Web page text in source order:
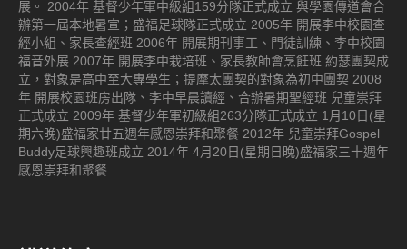
展。 2004年 基督少年軍中級組159分隊正式成立 與學園傳道會合
辦第一屆本地暑宣；盛福足球隊正式成立 2005年 開展李中校園查
經小組、家長查經班 2006年 開展期刊事工、門徒訓練、李中校園
福音外展 2007年 開展李中栽培班、家長教師會烹飪班 約瑟團契成
立，對象是高中至大專學生；提摩太團契的對象為初中團契 2008
年 開展校園班房出隊、李中早晨讀經、合辦暑期聖經班 兒童崇拜
正式成立 2009年 基督少年軍初級組263分隊正式成立 1月10日(星
期六晚)盛福家廿五週年感恩崇拜和聚餐 2012年 兒童崇拜Gospel
Buddy足球興趣班成立 2014年 4月20日(星期日晚)盛福家三十週年
感恩崇拜和聚餐